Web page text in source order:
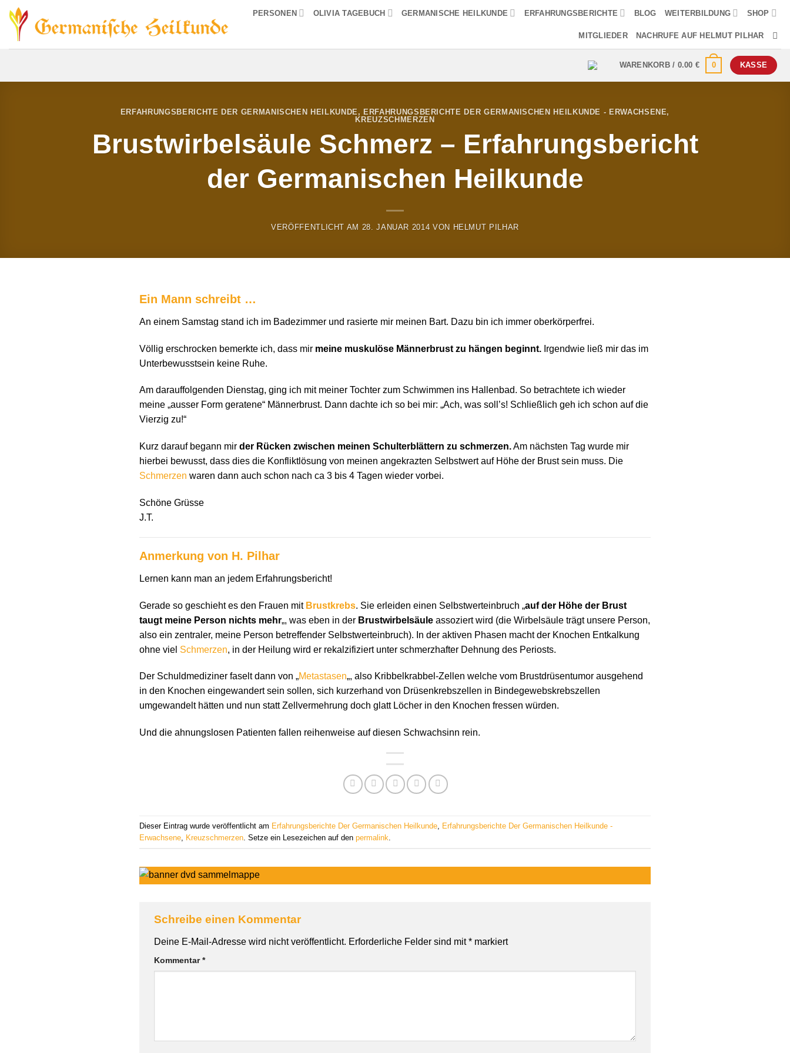
Zum
Inhalt
springen
PERSONEN OLIVIA TAGEBUCH GERMANISCHE HEILKUNDE ERFAHRUNGSBERICHTE BLOG WEITERBILDUNG SHOP
MITGLIEDER NACHRUFE AUF HELMUT PILHAR
WARENKORB / 0.00 € 0 KASSE
ERFAHRUNGSBERICHTE DER GERMANISCHEN HEILKUNDE , ERFAHRUNGSBERICHTE DER GERMANISCHEN HEILKUNDE - ERWACHSENE,
KREUZSCHMERZEN
Brustwirbelsäule Schmerz – Erfahrungsbericht
der Germanischen Heilkunde
VERÖFFENTLICHT AM 28. JANUAR 2014 VON HELMUT PILHAR
Ein Mann schreibt …
An einem Samstag stand ich im Badezimmer und rasierte mir meinen Bart. Dazu bin ich immer oberkörperfrei.
Völlig erschrocken bemerkte ich, dass mir meine muskulöse Männerbrust zu hängen beginnt. Irgendwie ließ mir das im
Unterbewusstsein keine Ruhe.
Am darauffolgenden Dienstag, ging ich mit meiner Tochter zum Schwimmen ins Hallenbad. So betrachtete ich wieder
meine „ausser Form geratene“ Männerbrust. Dann dachte ich so bei mir: „Ach, was soll’s! Schließlich geh ich schon auf die
Vierzig zu!“
Kurz darauf begann mir der Rücken zwischen meinen Schulterblättern zu schmerzen.Am nächsten Tag wurde mir
hierbei bewusst, dass dies die Konfliktlösung von meinen angekrazten Selbstwert auf Höhe der Brust sein muss. Die
Schmerzen waren dann auch schon nach ca 3 bis 4 Tagen wieder vorbei.
Schöne Grüsse
J.T.
Anmerkung von H. Pilhar
Lernen kann man an jedem Erfahrungsbericht!
Gerade so geschieht es den Frauen mit Brustkrebs. Sie erleiden einen Selbstwerteinbruch „auf der Höhe der Brust
taugt meine Person nichts mehr„, was eben in der Brustwirbelsäule assoziert wird (die Wirbelsäule trägt unsere Person,
also ein zentraler, meine Person betreffender Selbstwerteinbruch). In der aktiven Phasen macht der Knochen Entkalkung
ohne viel Schmerzen, in der Heilung wird er rekalzifiziert unter schmerzhafter Dehnung des Periosts.
Der Schuldmediziner faselt dann von „Metastasen„, also Kribbelkrabbel-Zellen welche vom Brustdrüsentumor ausgehend
in den Knochen eingewandert sein sollen, sich kurzerhand von Drüsenkrebszellen in Bindegewebskrebszellen
umgewandelt hätten und nun statt Zellvermehrung doch glatt Löcher in den Knochen fressen würden.
Und die ahnungslosen Patienten fallen reihenweise auf diesen Schwachsinn rein.
Dieser Eintrag wurde veröffentlicht am Erfahrungsberichte Der Germanischen Heilkunde Erfahrungsberichte Der Germanischen Heilkunde -
Erwachsene Kreuzschmerzen . Setze ein Lesezeichen auf den permalink
Schreibe einen Kommentar
Deine E-Mail-Adresse wird nicht veröffentlicht. Erforderliche Felder sind mit* markiert
Kommentar*
Alternative: